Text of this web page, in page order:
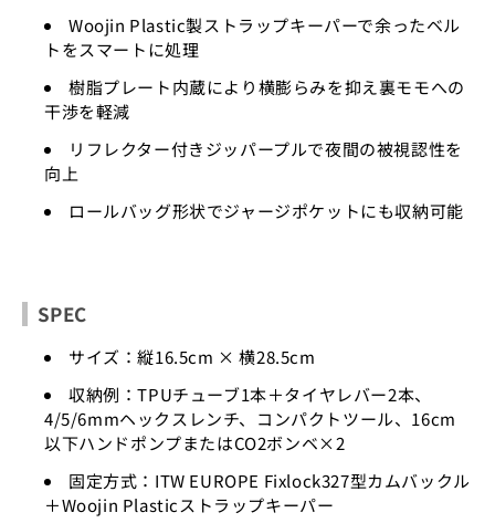
Woojin Plastic製ストラップキーパーで余ったベル
トをスマートに処理
樹脂プレート内蔵により横膨らみを抑え裏モモへの
干渉を軽減
リフレクター付きジッパープルで夜間の被視認性を
向上
ロールバッグ形状でジャージポケットにも収納可能
SPEC
サイズ：縦16.5cm × 横28.5cm
収納例：TPUチューブ1本＋タイヤレバー2本、
4/5/6mmヘックスレンチ、コンパクトツール、16cm
以下ハンドポンプまたはCO2ボンベ×2
固定方式：ITW EUROPE Fixlock327型カムバックル
＋Woojin Plasticストラップキーパー